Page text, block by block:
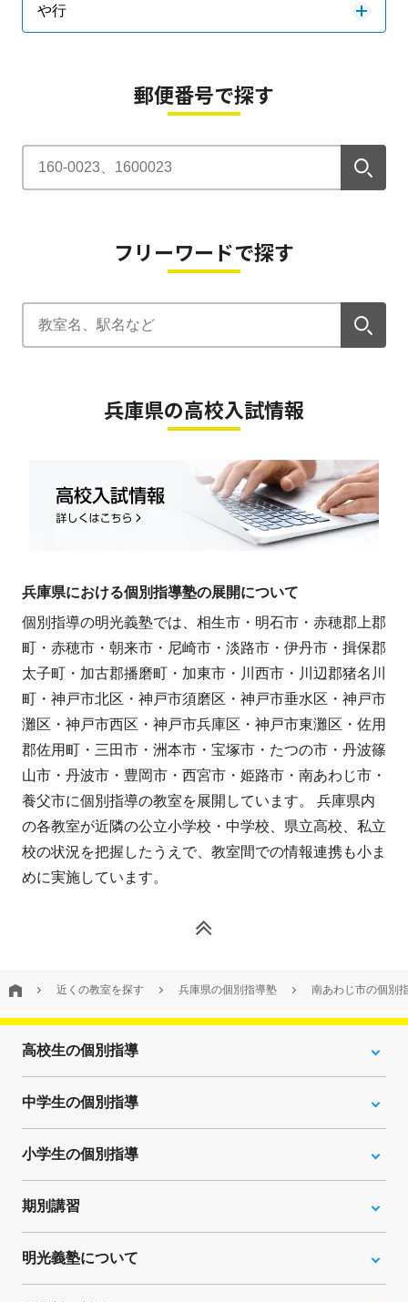
や行
郵便番号で探す
フリーワードで探す
兵庫県の高校入試情報
兵庫県における個別指導塾の展開について
個別指導の明光義塾では、相生市・明石市・赤穂郡上郡
町・赤穂市・朝来市・尼崎市・淡路市・伊丹市・揖保郡
太子町・加古郡播磨町・加東市・川西市・川辺郡猪名川
町・神戸市北区・神戸市須磨区・神戸市垂水区・神戸市
灘区・神戸市西区・神戸市兵庫区・神戸市東灘区・佐用
郡佐用町・三田市・洲本市・宝塚市・たつの市・丹波篠
山市・丹波市・豊岡市・西宮市・姫路市・南あわじ市・
養父市に個別指導の教室を展開しています。 兵庫県内
の各教室が近隣の公立小学校・中学校、県立高校、私立
校の状況を把握したうえで、教室間での情報連携も小ま
めに実施しています。
近くの教室を探す 兵庫県の個別指導塾 南あわじ市の個別
高校生の個別指導
中学生の個別指導
小学生の個別指導
期別講習
明光義塾について